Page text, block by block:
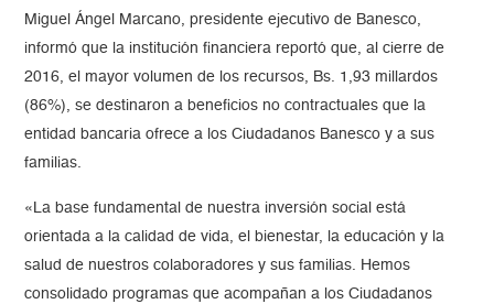
Miguel Ángel Marcano, presidente ejecutivo de Banesco,
informó que la institución financiera reportó que, al cierre de
2016, el mayor volumen de los recursos, Bs. 1,93 millardos
(86%), se destinaron a beneficios no contractuales que la
entidad bancaria ofrece a los Ciudadanos Banesco y a sus
familias.
«La base fundamental de nuestra inversión social está
orientada a la calidad de vida, el bienestar, la educación y la
salud de nuestros colaboradores y sus familias. Hemos
consolidado programas que acompañan a los Ciudadanos